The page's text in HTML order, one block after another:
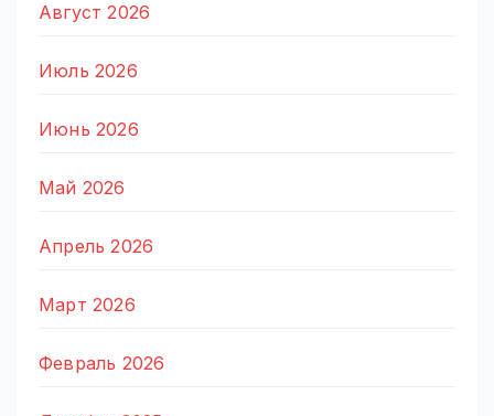
Август 2026
Июль 2026
Июнь 2026
Май 2026
Апрель 2026
Март 2026
Февраль 2026